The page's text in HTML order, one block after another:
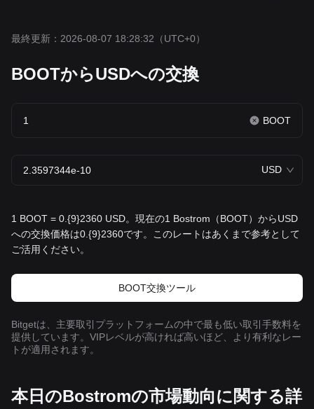
最終更新：2026-08-07 18:28:32 （UTC+0）
BOOTからUSDへの交換
BOOT
USD
1 BOOT = 0.{9}2360 USD。現在の1 Bostrom（BOOT）からUSD
への交換価格は0.{9}2360です。このレートはあくまで参考として
ご活用ください。
BOOT交換ツール
Bitgetは、主要取引プラットフォームの中で最も低い取引手数料を
提供しています。VIPレベルが高ければ高いほど、より有利なレー
トが適用されます。
本日のBostromの市場動向に関する詳